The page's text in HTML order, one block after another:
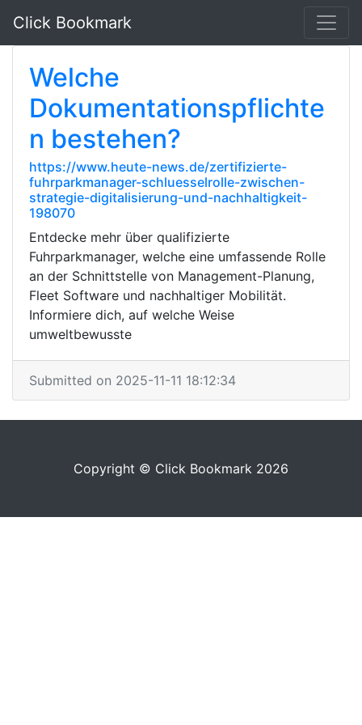
Click Bookmark
Welche
Dokumentationspflichte
n bestehen?
https://www.heute-news.de/zertifizierte-
fuhrparkmanager-schluesselrolle-zwischen-
strategie-digitalisierung-und-nachhaltigkeit-
198070
Entdecke mehr über qualifizierte
Fuhrparkmanager, welche eine umfassende Rolle
an der Schnittstelle von Management-Planung,
Fleet Software und nachhaltiger Mobilität.
Informiere dich, auf welche Weise
umweltbewusste
Submitted on 2025-11-11 18:12:34
Copyright © Click Bookmark 2026